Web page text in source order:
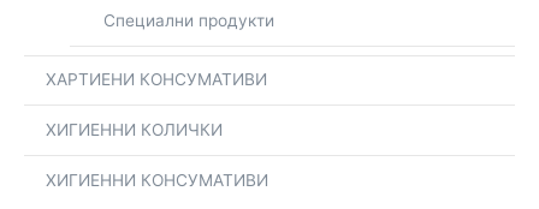
Специални продукти
ХАРТИЕНИ КОНСУМАТИВИ
ХИГИЕННИ КОЛИЧКИ
ХИГИЕННИ КОНСУМАТИВИ